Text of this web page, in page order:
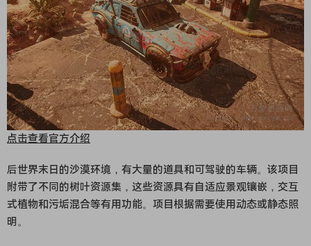
点击查看官方介绍
后世界末日的沙漠环境，有大量的道具和可驾驶的车辆。该项目
附带了不同的树叶资源集，这些资源具有自适应景观镶嵌，交互
式植物和污垢混合等有用功能。项目根据需要使用动态或静态照
明。